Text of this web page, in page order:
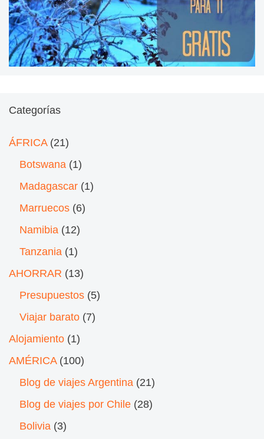
Categorías
ÁFRICA(21)
Botswana (1)
Madagascar (1)
Marruecos (6)
Namibia (12)
Tanzania (1)
AHORRAR (13)
Presupuestos (5)
Viajar barato (7)
Alojamiento (1)
AMÉRICA(100)
Blog de viajes Argentina (21)
Blog de viajes por Chile (28)
Bolivia (3)